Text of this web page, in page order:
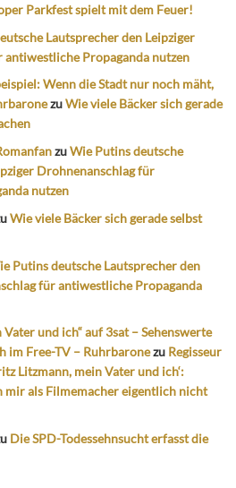
Parkfest spielt mit dem Feuer!
Lautsprecher den Leipziger
antiwestliche Propaganda nutzen
Wenn die Stadt nur noch mäht,
zuWie viele Bäcker sich gerade
zuWie Putins deutsche
Drohnenanschlag für
nutzen
Wie viele Bäcker sich gerade selbst
Putins deutsche Lautsprecher den
für antiwestliche Propaganda
und ich“ auf 3sat – Sehenswerte
im Free-TV – Ruhrbaronezu Regisseur
Litzmann, mein Vater und ich‘:
mir als Filmemacher eigentlich nicht
Die SPD-Todessehnsucht erfasst die